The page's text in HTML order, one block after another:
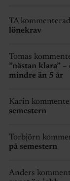
TA
lönekrav
Tomas
”nästan klara”
mindre än 5 år
Karin
semestern
Torbjörn
på semestern
Anders